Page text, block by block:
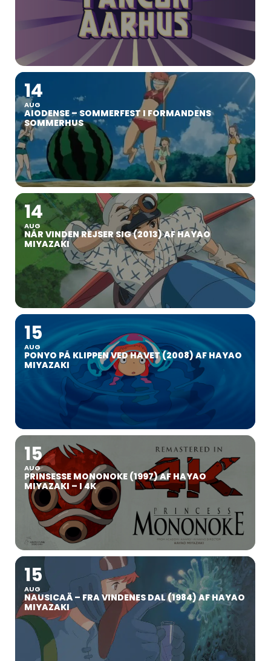
14
AUG
AIODENSE – SOMMERFEST I FORMANDENS
SOMMERHUS
14
AUG
NÅR VINDEN REJSER SIG (2013) AF HAYAO
MIYAZAKI
15
AUG
PONYO PÅ KLIPPEN VED HAVET (2008) AF HAYAO
MIYAZAKI
15
AUG
PRINSESSE MONONOKE (1997) AF HAYAO
MIYAZAKI – I 4K
15
AUG
NAUSICAÄ – FRA VINDENES DAL (1984) AF HAYAO
MIYAZAKI